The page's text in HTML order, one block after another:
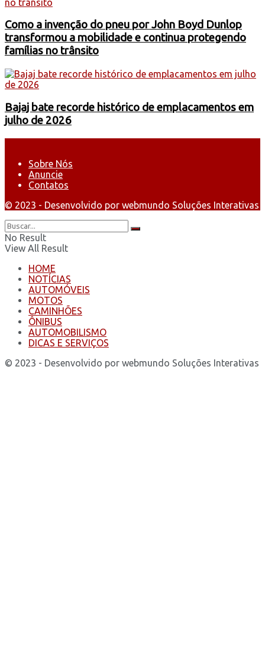
Como a invenção do pneu por John Boyd Dunlop
transformou a mobilidade e continua protegendo
famílias no trânsito
Bajaj bate recorde histórico de emplacamentos em
julho de 2026
Sobre Nós
Anuncie
Contatos
© 2023 - Desenvolvido por webmundo Soluções Interativas
No Result
View All Result
HOME
NOTÍCIAS
AUTOMÓVEIS
MOTOS
CAMINHÕES
ÔNIBUS
AUTOMOBILISMO
DICAS E SERVIÇOS
© 2023 - Desenvolvido por webmundo Soluções Interativas